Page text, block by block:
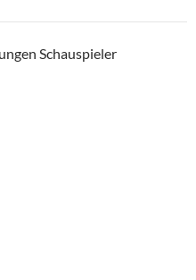
Schauspieler